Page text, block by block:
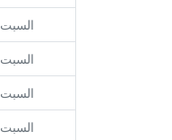
السبت
السبت
السبت
السبت